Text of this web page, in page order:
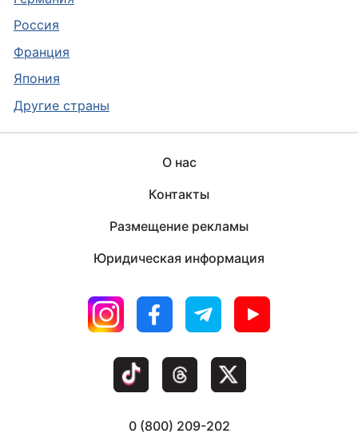
Россия
Франция
Япония
Другие страны
О нас
Контакты
Размещение рекламы
Юридическая информация
0 (800) 209-202